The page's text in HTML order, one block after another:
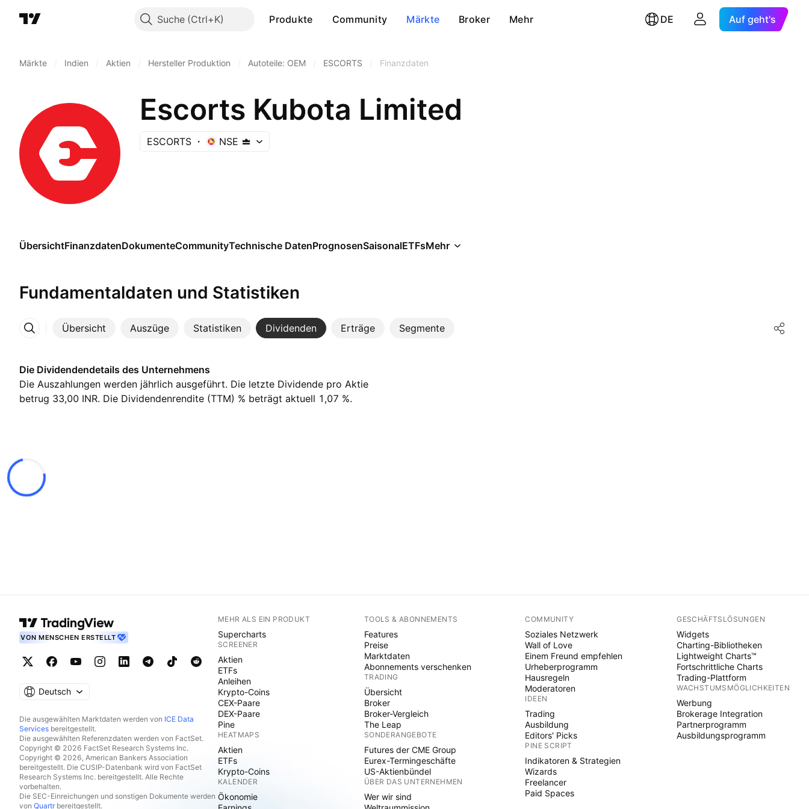
Suche Produkte Community Märkte Broker Mehr DE Auf geht's
Märkte Indien Aktien Hersteller Produktion Autoteile: OEM ESCORTS Finanzdaten
Escorts Kubota Limited
ESCORTS NSE
ÜbersichtFinanzdatenDokumenteCommunityTechnische DatenPrognosenSaisonalETFsMehr
Fundamentaldaten und Statistiken
Übersicht Auszüge Statistiken Dividenden Erträge Segmente
Mehr
Die Dividendendetails des Unternehmens
Die Auszahlungen werden jährlich ausgeführt. Die letzte Dividende pro Aktie
betrug 33,00 INR. Die Dividendenrendite (TTM) % beträgt aktuell 1,07 %.
VON MENSCHEN ERSTELLT
Deutsch
Die ausgewählten Marktdaten werden von ICE Data
Services bereitgestellt.
Die ausgewählten Referenzdaten werden von FactSet.
Copyright © 2026 FactSet Research Systems Inc.
Copyright © 2026, American Bankers Association
bereitgestellt. Die CUSIP-Datenbank wird von FactSet
Research Systems Inc. bereitgestellt. Alle Rechte
vorbehalten.
Die SEC-Einreichungen und sonstigen Dokumente werden
von Quartrbereitgestellt.
MEHR ALS EIN PRODUKT
Supercharts
SCREENER
Aktien
ETFs
Anleihen
Krypto-Coins
CEX-Paare
DEX-Paare
Pine
HEATMAPS
Aktien
ETFs
Krypto-Coins
KALENDER
Ökonomie
TOOLS & ABONNEMENTS
Features
Preise
Marktdaten
Abonnements verschenken
TRADING
Übersicht
Broker
Broker-Vergleich
The Leap
SONDERANGEBOTE
Futures der CME Group
Eurex-Termingeschäfte
US-Aktienbündel
ÜBER DAS UNTERNEHMEN
Wer wir sind
COMMUNITY
Soziales Netzwerk
Wall of Love
Einem Freund empfehlen
Urheberprogramm
Hausregeln
Moderatoren
IDEEN
Trading
Ausbildung
Editors' Picks
PINE SCRIPT
Indikatoren & Strategien
Wizards
Freelancer
Paid Spaces
GESCHÄFTSLÖSUNGEN
Widgets
Charting-Bibliotheken
Lightweight Charts™
Fortschrittliche Charts
Trading-Plattform
WACHSTUMSMÖGLICHKEITEN
Werbung
Brokerage Integration
Partnerprogramm
Ausbildungsprogramm